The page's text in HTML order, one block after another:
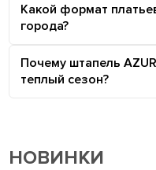
Какой формат
города?
Почему штапель
теплый сезон?
НОВИНКИ